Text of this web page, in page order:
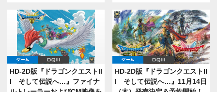
ゲーム DQIII
HD-2D版『ドラゴンクエストII
I そして伝説へ…』ファイナ
ゲーム DQIII
HD-2D版『ドラゴンクエストII
I そして伝説へ…』11月14日